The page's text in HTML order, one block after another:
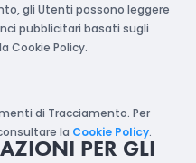
gli Utenti possono leggere
pubblicitari basati sugli
Cookie Policy.
di Tracciamento. Per
la Cookie Policy.
PER GLI